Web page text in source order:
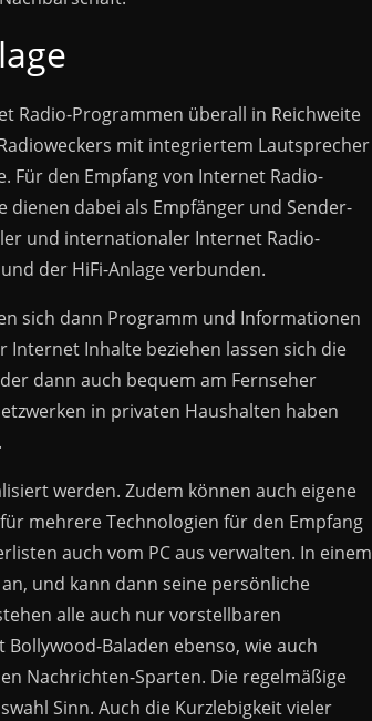
Radio-Programmen überall in Reichweite
mit integriertem Lautsprecher
Für den Empfang von Internet Radio-
dabei als Empfänger und Sender-
und internationaler Internet Radio-
der HiFi-Anlage verbunden.
sich dann Programm und Informationen
Internet Inhalte beziehen lassen sich die
dann auch bequem am Fernseher
in privaten Haushalten haben
werden. Zudem können auch eigene
mehrere Technologien für den Empfang
auch vom PC aus verwalten. In einem
und kann dann seine persönliche
alle auch nur vorstellbaren
Baladen ebenso, wie auch
Nachrichten-Sparten. Die regelmäßige
Sinn. Auch die Kurzlebigkeit vieler